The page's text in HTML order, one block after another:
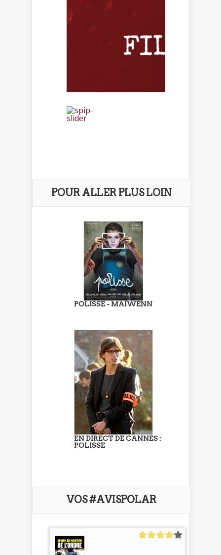
POUR ALLER PLUS LOIN
POLISSE - MAÏWENN
EN DIRECT DE CANNES :
POLISSE
VOS #AVISPOLAR